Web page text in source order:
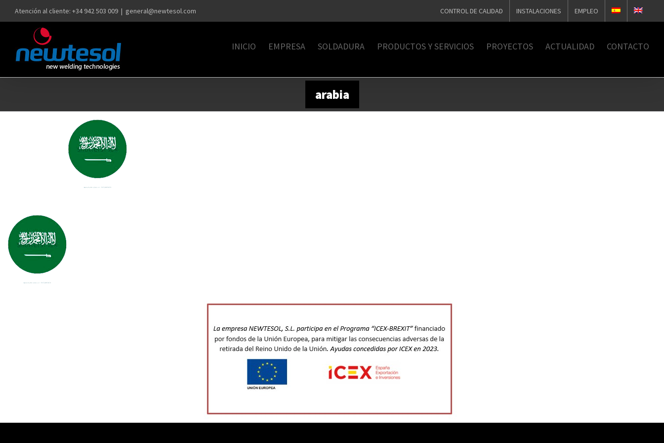
contenido
Atención al cliente: +34 942 503 009 | general@newtesol.com CONTROL DE CALIDAD INSTALACIONES EMPLEO
INICIO EMPRESA SOLDADURA PRODUCTOS Y SERVICIOS PROYECTOS ACTUALIDAD CONTACTO
arabia